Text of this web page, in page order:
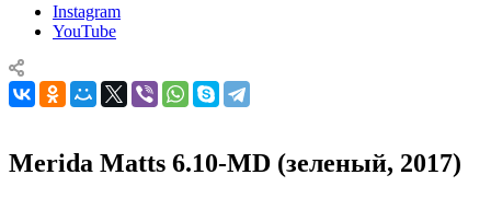
Instagram
YouTube
Merida Matts 6.10-MD (зеленый, 2017)